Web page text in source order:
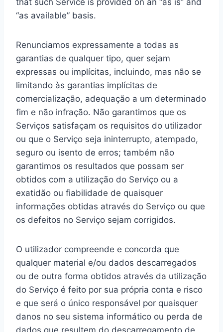
that such Service is provided on an “as is” and
“as available” basis.
Renunciamos expressamente a todas as
garantias de qualquer tipo, quer sejam
expressas ou implícitas, incluindo, mas não se
limitando às garantias implícitas de
comercialização, adequação a um determinado
fim e não infração. Não garantimos que os
Serviços satisfaçam os requisitos do utilizador
ou que o Serviço seja ininterrupto, atempado,
seguro ou isento de erros; também não
garantimos os resultados que possam ser
obtidos com a utilização do Serviço ou a
exatidão ou fiabilidade de quaisquer
informações obtidas através do Serviço ou que
os defeitos no Serviço sejam corrigidos.
O utilizador compreende e concorda que
qualquer material e/ou dados descarregados
ou de outra forma obtidos através da utilização
do Serviço é feito por sua própria conta e risco
e que será o único responsável por quaisquer
danos no seu sistema informático ou perda de
dados que resultem do descarregamento de